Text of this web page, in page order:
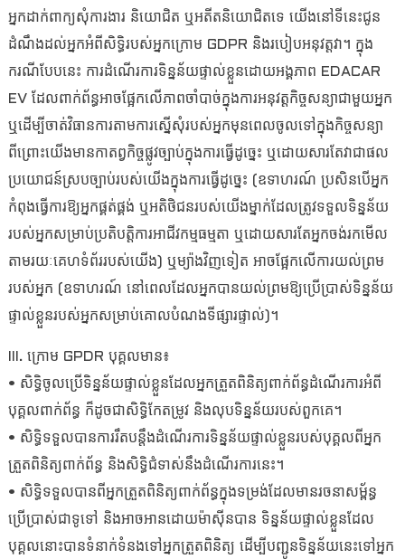
អ្នកដាក់ពាក្យសុំការងារ និយោជិត ឬអតីតនិយោជិតទេ យើងនៅទីនេះជូន
ដំណឹងដល់អ្នកអំពីសិទ្ធិរបស់អ្នកក្រោម GDPR និងរបៀបអនុវត្តវា។ ក្នុង
ករណីបែបនេះ ការដំណើរការទិន្នន័យផ្ទាល់ខ្លួនដោយអង្គភាព EDACAR
EV ដែលពាក់ព័ន្ធអាចផ្អែកលើភាពចាំបាច់ក្នុងការអនុវត្តកិច្ចសន្យាជាមួយអ្នក
ឬដើម្បីចាត់វិធានការតាមការស្នើសុំរបស់អ្នកមុនពេលចូលទៅក្នុងកិច្ចសន្យា
ពីព្រោះយើងមានកាតព្វកិច្ចផ្លូវច្បាប់ក្នុងការធ្វើដូច្នេះ ឬដោយសារតែវាជាផល
ប្រយោជន៍ស្របច្បាប់របស់យើងក្នុងការធ្វើដូច្នេះ (ឧទាហរណ៍ ប្រសិនបើអ្នក
កំពុងធ្វើការឱ្យអ្នកផ្គត់ផ្គង់ ឬអតិថិជនរបស់យើងម្នាក់ដែលត្រូវទទួលទិន្នន័យ
របស់អ្នកសម្រាប់ប្រតិបត្តិការអាជីវកម្មធម្មតា ឬដោយសារតែអ្នកចង់រកមើល
តាមរយៈគេហទំព័ររបស់យើង) ឬម្យ៉ាងវិញទៀត អាចផ្អែកលើការយល់ព្រម
របស់អ្នក (ឧទាហរណ៍ នៅពេលដែលអ្នកបានយល់ព្រមឱ្យប្រើប្រាស់ទិន្នន័យ
ផ្ទាល់ខ្លួនរបស់អ្នកសម្រាប់គោលបំណងទីផ្សារផ្ទាល់)។
III. ក្រោម GPDR បុគ្គលមាន៖
• សិទ្ធិចូលប្រើទិន្នន័យផ្ទាល់ខ្លួនដែលអ្នកត្រួតពិនិត្យពាក់ព័ន្ធដំណើរការអំពី
បុគ្គលពាក់ព័ន្ធ ក៏ដូចជាសិទ្ធិកែតម្រូវ និងលុបទិន្នន័យរបស់ពួកគេ។
• សិទ្ធិទទួលបានការរឹតបន្តឹងដំណើរការទិន្នន័យផ្ទាល់ខ្លួនរបស់បុគ្គលពីអ្នក
ត្រួតពិនិត្យពាក់ព័ន្ធ និងសិទ្ធិជំទាស់នឹងដំណើរការនេះ។
• សិទ្ធិទទួលបានពីអ្នកត្រួតពិនិត្យពាក់ព័ន្ធក្នុងទម្រង់ដែលមានរចនាសម្ព័ន្ធ
ប្រើប្រាស់ជាទូទៅ និងអាចអានដោយម៉ាស៊ីនបាន ទិន្នន័យផ្ទាល់ខ្លួនដែល
បុគ្គលនោះបានទំនាក់ទំនងទៅអ្នកត្រួតពិនិត្យ ដើម្បីបញ្ជូនទិន្នន័យនេះទៅអ្នក